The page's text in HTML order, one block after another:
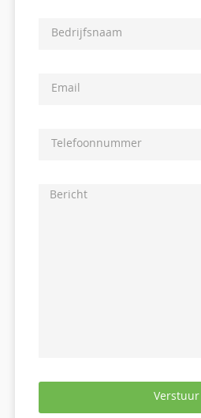
Verstuur